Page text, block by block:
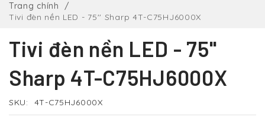
nội
dung
Trang chính
Tivi đèn nền LED - 75'' Sharp 4T-C75HJ6000X
Tivi đèn nền LED - 75''
Sharp 4T-C75HJ6000X
SKU 4T-C75HJ6000X